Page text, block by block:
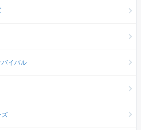
バイバル
ズ